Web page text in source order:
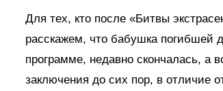
Для тех, кто после «Битвы
расскажем, что бабушка погибшей
программе, недавно скончалась, а
заключения до сих пор, в отличие